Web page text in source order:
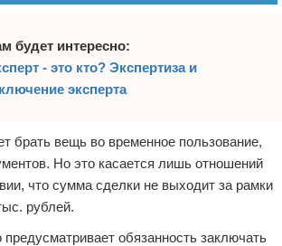
будет интересно:
- это кто? Экспертиза и
эксперта
брать вещь во временное пользование,
Но это касается лишь отношений
что сумма сделки не выходит за рамки
рублей.
предусматривает обязанность заключать